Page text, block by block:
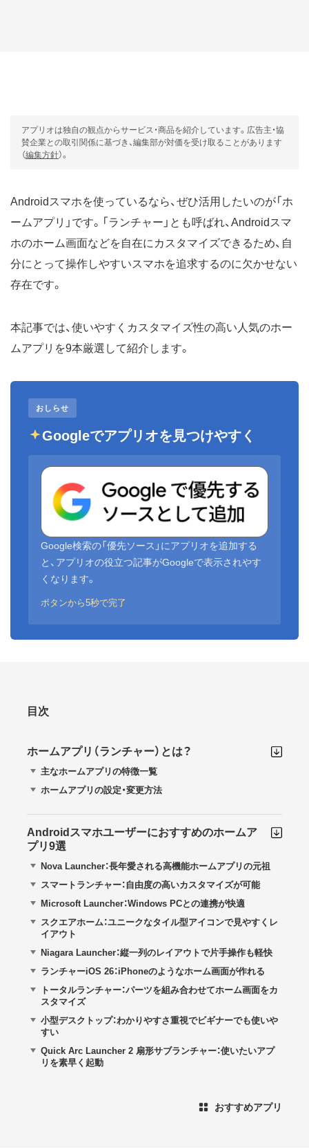
アプリオは独自の観点からサービス・商品を紹介しています。広告主・協
賛企業との取引関係に基づき、編集部が対価を受け取ることがあります
（編集方針）。
Androidスマホを使っているなら、ぜひ活用したいのが「ホ
ームアプリ」です。「ランチャー」とも呼ばれ、Androidスマ
ホのホーム画面などを自在にカスタマイズできるため、自
分にとって操作しやすいスマホを追求するのに欠かせない
存在です。
本記事では、使いやすくカスタマイズ性の高い人気のホー
ムアプリを9本厳選して紹介します。
おしらせ
Googleでアプリオを見つけやすく
Google検索の「優先ソース」にアプリオを追加する
と、アプリオの役立つ記事がGoogleで表示されやす
くなります。
ボタンから5秒で完了
目次
ホームアプリ（ランチャー）とは？
主なホームアプリの特徴一覧
ホームアプリの設定・変更方法
Androidスマホユーザーにおすすめのホームア
プリ9選
Nova Launcher：長年愛される高機能ホームアプリの元祖
スマートランチャー：自由度の高いカスタマイズが可能
Microsoft Launcher：Windows PCとの連携が快適
スクエアホーム：ユニークなタイル型アイコンで見やすくレ
イアウト
Niagara Launcher：縦一列のレイアウトで片手操作も軽快
ランチャーiOS 26：iPhoneのようなホーム画面が作れる
トータルランチャー：パーツを組み合わせてホーム画面をカ
スタマイズ
小型デスクトップ：わかりやすさ重視でビギナーでも使いや
すい
Quick Arc Launcher 2 扇形サブランチャー：使いたいアプ
リを素早く起動
おすすめアプリ